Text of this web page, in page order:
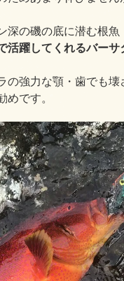
深の磯の底に潜む根魚
活躍してくれるバーサ
強力な顎・歯でも壊
めです。